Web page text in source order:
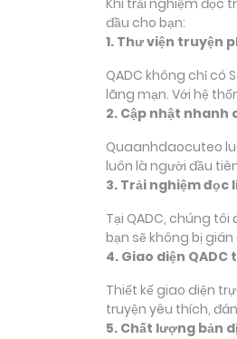
Khi trải nghiệm đọc
đầu cho bạn:
1. Thư viện truyện
QADC không chỉ có
lãng mạn. Với hệ
2. Cập nhật nhanh
Quaanhdaocuteo
luôn là người đầu
3. Trải nghiệm đọc
Tại QADC, chúng
bạn sẽ không bị
4. Giao diện
Thiết kế giao diện
truyện yêu thích,
5. Chất lượng bản